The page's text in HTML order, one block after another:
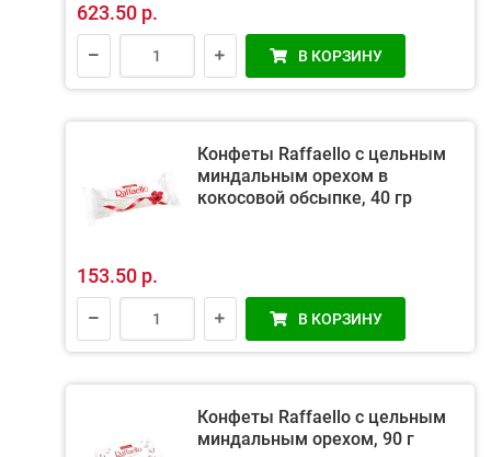
623.50 р.
В КОРЗИНУ
Конфеты Raffaello с цельным
миндальным орехом в
кокосовой обсыпке, 40 гр
153.50 р.
В КОРЗИНУ
Конфеты Raffaello с цельным
миндальным орехом, 90 г